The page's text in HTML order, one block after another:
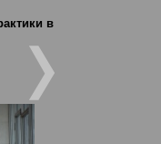
в